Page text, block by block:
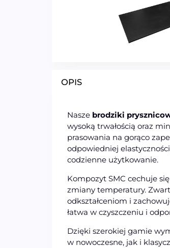
OPIS
Nasze brodziki
wysoką trwałością oraz
prasowania na gorąco
odpowiedniej
codzienne użytkowanie.
Kompozyt SMC cechuje
zmiany temperatury.
odkształceniom i
łatwa w czyszczeniu i
Dzięki szerokiej gamie
w nowoczesne, jak i